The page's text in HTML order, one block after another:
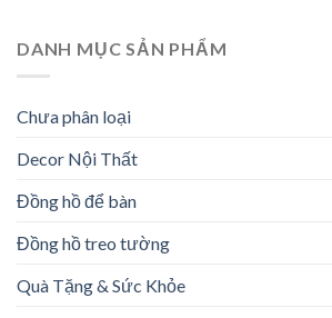
DANH MỤC SẢN PHẨM
Chưa phân loại
Decor Nội Thất
Đồng hồ để bàn
Đồng hồ treo tường
Quà Tặng & Sức Khỏe